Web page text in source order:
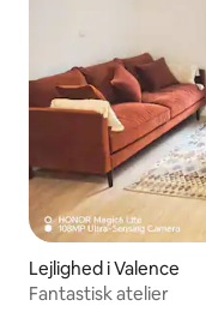
Lejlighed i Valence
Fantastisk atelier